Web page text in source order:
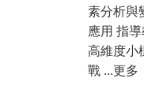
素分析與
應用 指
高維度小
戰 ...更多